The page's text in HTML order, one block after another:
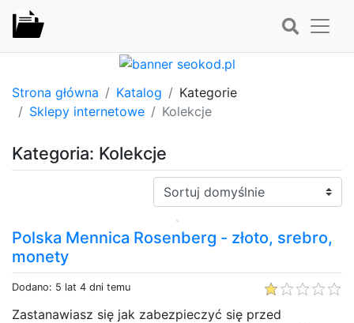
Strona główna Katalog
Kategorie
Sklepy internetowe
Kolekcje
Kategoria: Kolekcje
Sortuj:
Polska Mennica Rosenberg - złoto, srebro,
monety
Dodano: 5 lat 4 dni temu
Zastanawiasz się jak zabezpieczyć się przed